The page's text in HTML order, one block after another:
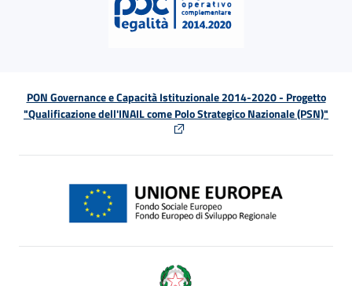
PON Governance e Capacità Istituzionale 2014-2020 - Progetto
"Qualificazione dell'INAIL come Polo Strategico Nazionale (PSN)"